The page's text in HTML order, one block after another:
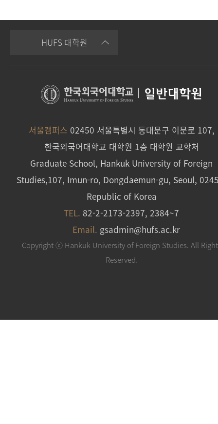
HUFS 대학원
일반대학원
서울캠퍼스 02450 서울특별시 동대문구 이문로 107,
한국외국어대학교 대학원 1층 대학원 교학처
Graduate School, Hankuk University of Foreign
Studies,107, Imun-ro, Dongdaemun-gu, Seoul,
Republic of Korea
TEL. 82-2-2173-2397, 2384~7
Email. gsadmin@hufs.ac.kr
Copyright ⓒ Hankuk University of Foreign Studies. All
Reserved.